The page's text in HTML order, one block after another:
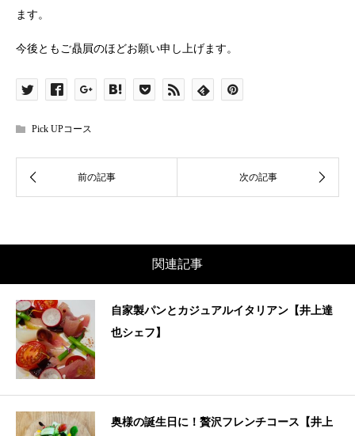
ます。
今後ともご贔屓のほどお願い申し上げます。
Pick UPコース
関連記事
自家製パンとカジュアルイタリアン【井上達
也シェフ】
奥様の誕生日に！贅沢フレンチコース【井上